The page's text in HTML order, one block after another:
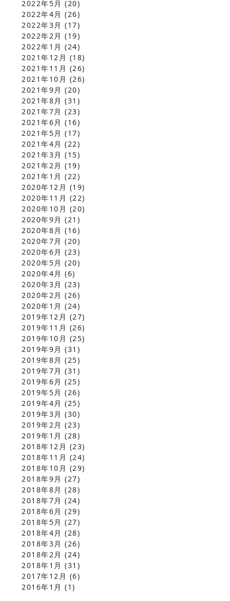
2022年5月 (20)
2022年4月 (26)
2022年3月 (17)
2022年2月 (19)
2022年1月 (24)
2021年12月 (18)
2021年11月 (26)
2021年10月 (26)
2021年9月 (20)
2021年8月 (31)
2021年7月 (23)
2021年6月 (16)
2021年5月 (17)
2021年4月 (22)
2021年3月 (15)
2021年2月 (19)
2021年1月 (22)
2020年12月 (19)
2020年11月 (22)
2020年10月 (20)
2020年9月 (21)
2020年8月 (16)
2020年7月 (20)
2020年6月 (23)
2020年5月 (20)
2020年4月 (6)
2020年3月 (23)
2020年2月 (26)
2020年1月 (24)
2019年12月 (27)
2019年11月 (26)
2019年10月 (25)
2019年9月 (31)
2019年8月 (25)
2019年7月 (31)
2019年6月 (25)
2019年5月 (26)
2019年4月 (25)
2019年3月 (30)
2019年2月 (23)
2019年1月 (28)
2018年12月 (23)
2018年11月 (24)
2018年10月 (29)
2018年9月 (27)
2018年8月 (28)
2018年7月 (24)
2018年6月 (29)
2018年5月 (27)
2018年4月 (28)
2018年3月 (26)
2018年2月 (24)
2018年1月 (31)
2017年12月 (6)
2016年1月 (1)